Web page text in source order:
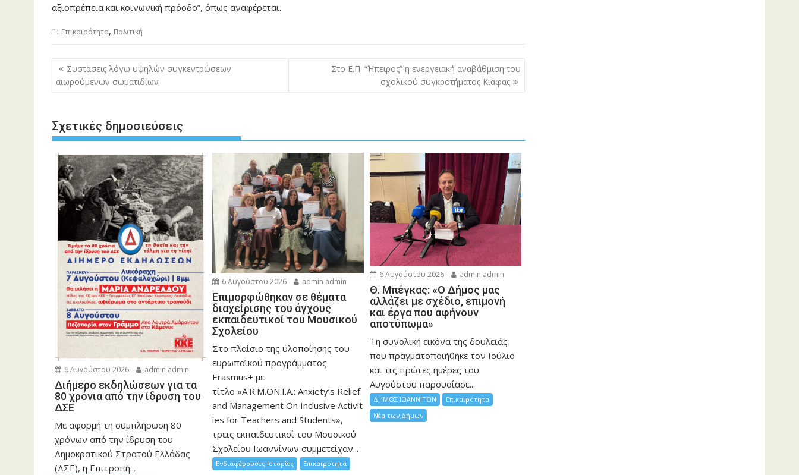
αξιοπρέπεια και κοινωνική πρόοδο”, όπως αναφέρεται.
Επικαιρότητα, Πολιτική
Πλοήγηση
άρθρων
Συστάσεις λόγω υψηλών συγκεντρώσεων
αιωρούμενων σωματιδίων
Στο Ε.Π. “Ήπειρος” η ενεργειακή αναβάθμιση του
σχολικού συγκροτήματος Κιάφας
Σχετικές δημοσιεύσεις
6 Αυγούστου 2026 admin admin
Διήμερο εκδηλώσεων για τα
80 χρόνια από την ίδρυση του
ΔΣΕ
Με αφορμή τη συμπλήρωση 80
χρόνων από την ίδρυση του
Δημοκρατικού Στρατού Ελλάδας
(ΔΣΕ), η Επιτροπή...
6 Αυγούστου 2026 admin admin
Eπιμορφώθηκαν σε θέματα
διαχείρισης του άγχους
εκπαιδευτικοί του Μουσικού
Σχολείου
Στο πλαίσιο της υλοποίησης του
ευρωπαϊκού προγράμματος
Erasmus+ με
τίτλο «A.R.M.ON.I.A.: Anxiety’s Relief
and Management On Inclusive Activit
ies for Teachers and Students»,
τρεις εκπαιδευτικοί του Μουσικού
Σχολείου Ιωαννίνων συμμετείχαν...
Ενδιαφέρουσες Ιστορίες Επικαιρότητα
6 Αυγούστου 2026 admin admin
Θ. Μπέγκας: «Ο Δήμος μας
αλλάζει με σχέδιο, επιμονή
και έργα που αφήνουν
αποτύπωμα»
Τη συνολική εικόνα της δουλειάς
που πραγματοποιήθηκε τον Ιούλιο
και τις πρώτες ημέρες του
Αυγούστου παρουσίασε...
ΔΗΜΟΣ ΙΩΑΝΝΙΤΩΝ
Επικαιρότητα
Νέα των Δήμων